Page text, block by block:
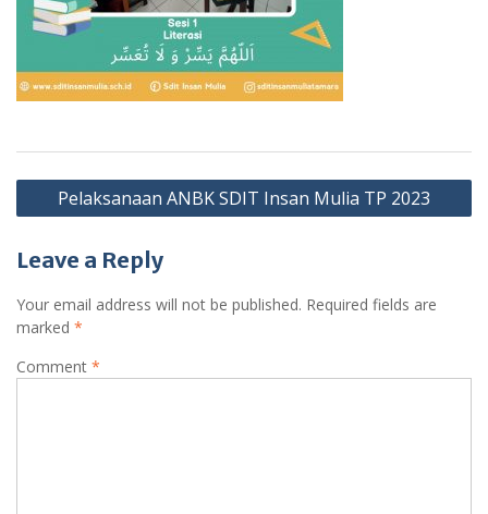
Post
navigation
Pelaksanaan ANBK SDIT Insan Mulia TP 2023
Leave a Reply
Your email address will not be published. Required fields are
marked *
Comment *